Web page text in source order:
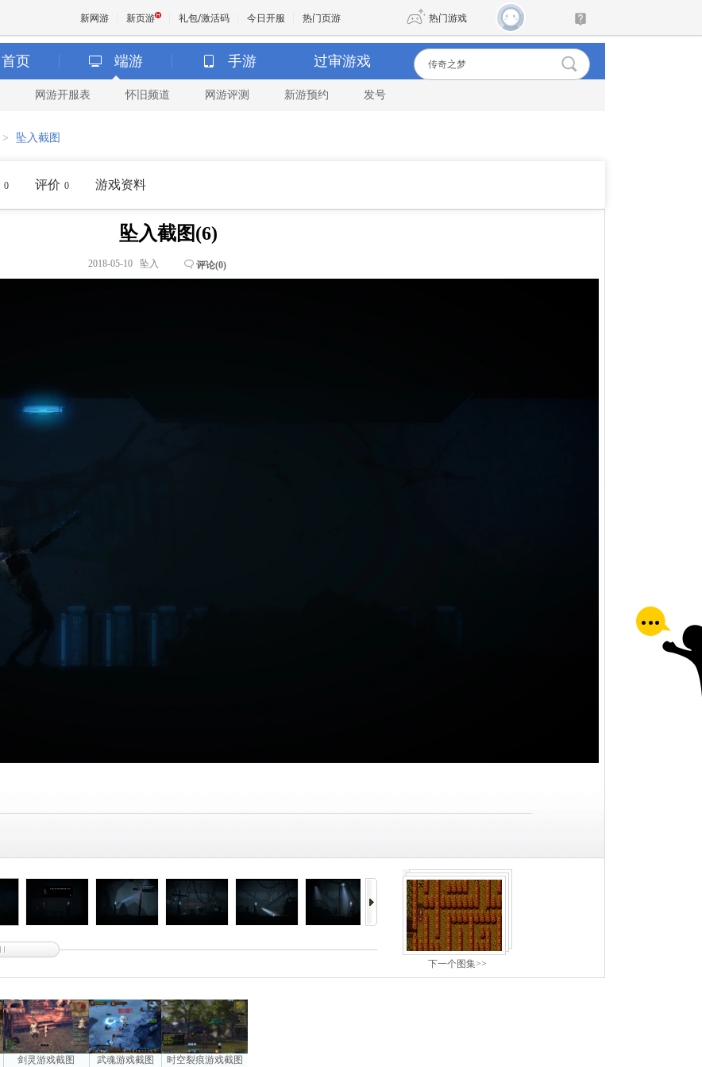
新网游 新页游 礼包/激活码 今日开服 热门页游 热门游戏
魔兽 DNF
首页 端游 手游 过审游戏
网游开服表 怀旧频道 网游评测 新游预约 发号
> 坠入截图
0 评价 0 游戏资料
坠入截图(6)
评论(0)
2018-05-10 坠入
下一个图集>>
剑灵游戏截图 武魂游戏截图 时空裂痕游戏截图